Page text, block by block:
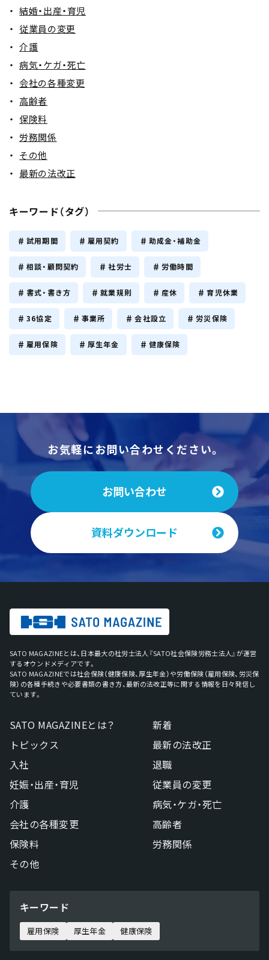
結婚・出産・育児
従業員の変更
介護
病気・ケガ・死亡
会社の各種変更
高齢者
保険料
労務関係
その他
最新の法改正
キーワード（タグ）
試用期間 雇用契約 助成金・補助金
相談・顧問契約 社労士 労働時間
書式・書き方 就業規則 産休 育児休業
36協定 事業所 会社設立 労災保険
雇用保険 厚生年金 健康保険
お気軽にお問い合わせください。
お問い合わせ
資料ダウンロード
SATO MAGAZINEとは、日本最大の社労士法人『SATO社会保険労務士法人』が運営
するオウンドメディアです。
SATO MAGAZINEでは社会保険（健康保険、厚生年金）や労働保険（雇用保険、労災保
険）の各種手続きや必要書類の書き方、最新の法改正等に関する情報を日々発信し
ています。
SATO MAGAZINEとは？
新着
トピックス
最新の法改正
入社
退職
妊娠・出産・育児
従業員の変更
介護
病気・ケガ・死亡
会社の各種変更
高齢者
保険料
労務関係
その他
キーワード
雇用保険 厚生年金 健康保険